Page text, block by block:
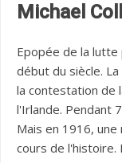
Michael
Epopée de la lutte
début du siècle.
la contestation de
l'Irlande. Pendant
Mais en 1916, une
cours de l'histoire.